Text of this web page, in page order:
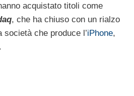
acquistato titoli come
, che ha chiuso con un rialzo
società che produce l’iPhone,